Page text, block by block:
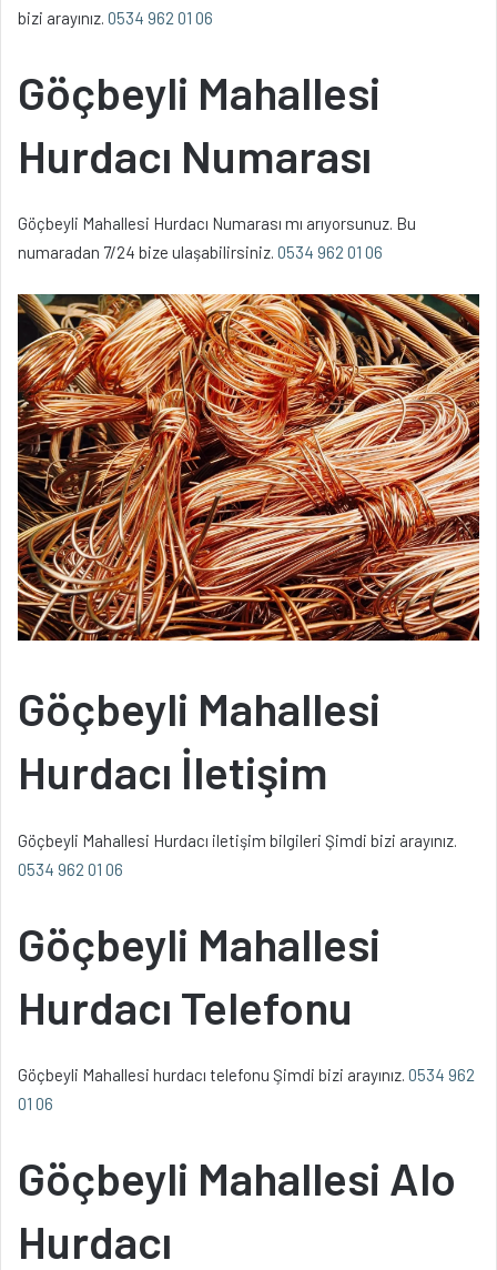
bizi arayınız. 0534 962 01 06
Göçbeyli Mahallesi
Hurdacı Numarası
Göçbeyli Mahallesi Hurdacı Numarası mı arıyorsunuz. Bu
numaradan 7/24 bize ulaşabilirsiniz. 0534 962 01 06
Göçbeyli Mahallesi
Hurdacı İletişim
Göçbeyli Mahallesi Hurdacı iletişim bilgileri Şimdi bizi arayınız.
0534 962 01 06
Göçbeyli Mahallesi
Hurdacı Telefonu
Göçbeyli Mahallesi hurdacı telefonu Şimdi bizi arayınız. 0534 962
01 06
Göçbeyli Mahallesi Alo
Hurdacı